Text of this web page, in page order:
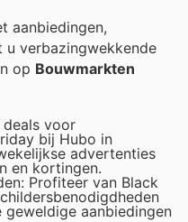
aanbiedingen,
verbazingwekkende
op Bouwmarkten
deals voor
bij Hubo in
advertenties
en kortingen.
Profiteer van Black
aanbiedingen